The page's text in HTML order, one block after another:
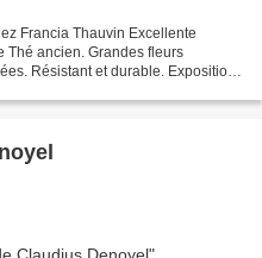
Francia Thauvin Excellente
Thé ancien. Grandes fleurs
Résistant et durable. Exposition